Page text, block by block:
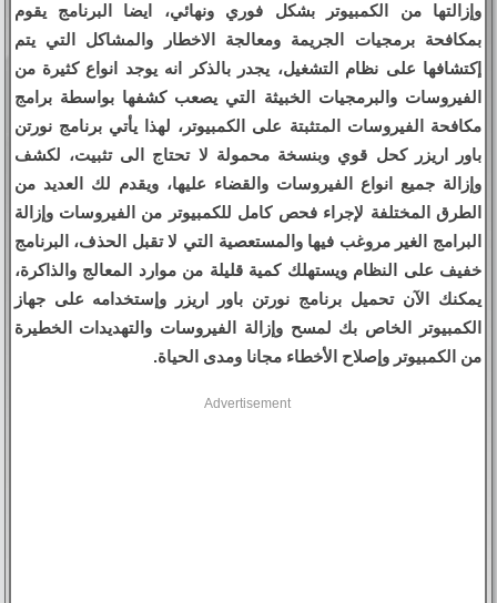
وإزالتها من الكمبيوتر بشكل فوري ونهائي، ايضا البرنامج يقوم
بمكافحة برمجيات الجريمة ومعالجة الاخطار والمشاكل التي يتم
إكتشافها على نظام التشغيل، يجدر بالذكر انه يوجد انواع كثيرة من
الفيروسات والبرمجيات الخبيثة التي يصعب كشفها بواسطة برامج
مكافحة الفيروسات المتثبتة على الكمبيوتر، لهذا يأتي برنامج نورتن
باور اريزر كحل قوي وبنسخة محمولة لا تحتاج الى تثبيت، لكشف
وإزالة جميع انواع الفيروسات والقضاء عليها، ويقدم لك العديد من
الطرق المختلفة لإجراء فحص كامل للكمبيوتر من الفيروسات وإزالة
البرامج الغير مروغب فيها والمستعصية التي لا تقبل الحذف، البرنامج
خفيف على النظام ويستهلك كمية قليلة من موارد المعالج والذاكرة،
يمكنك الآن تحميل برنامج نورتن باور اريزر وإستخدامه على جهاز
الكمبيوتر الخاص بك لمسح وإزالة الفيروسات والتهديدات الخطيرة
من الكمبيوتر وإصلاح الأخطاء مجانا ومدى الحياة.
Advertisement